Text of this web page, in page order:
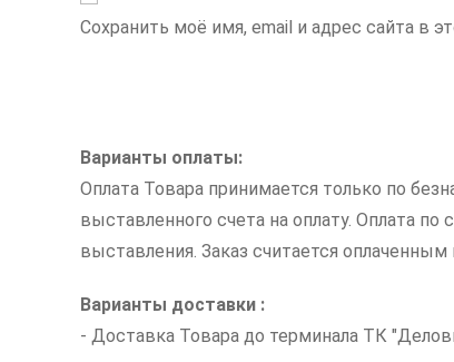
Сохранить моё имя, email и адрес сайта в
Варианты оплаты:
Оплата Товара принимается только по
выставленного счета на оплату. Оплата
выставления. Заказ считается оплаченным
Варианты доставки :
- Доставка Товара до терминала ТК